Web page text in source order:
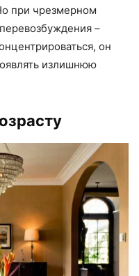
при чрезмерном
–
он
излишнюю